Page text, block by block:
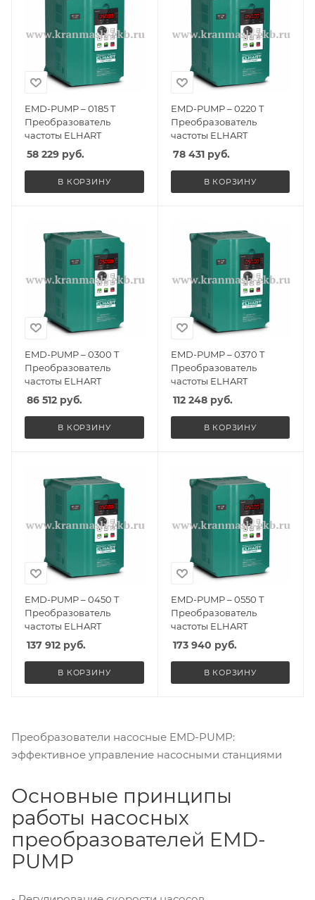
EMD-PUMP – 0185 T
Преобразователь
частоты ELHART
58 229 руб.
В КОРЗИНУ
EMD-PUMP – 0220 T
Преобразователь
частоты ELHART
78 431руб.
В КОРЗИНУ
EMD-PUMP – 0300 T
Преобразователь
частоты ELHART
86 512 руб.
В КОРЗИНУ
EMD-PUMP – 0370 T
Преобразователь
частоты ELHART
112 248руб.
В КОРЗИНУ
EMD-PUMP – 0450 T
Преобразователь
частоты ELHART
137 912 руб.
В КОРЗИНУ
EMD-PUMP – 0550 T
Преобразователь
частоты ELHART
173 940 руб.
В КОРЗИНУ
Преобразователи насосные EMD-PUMP:
эффективное управление насосными станциями
Основные принципы
работы насосных
преобразователей EMD-
PUMP